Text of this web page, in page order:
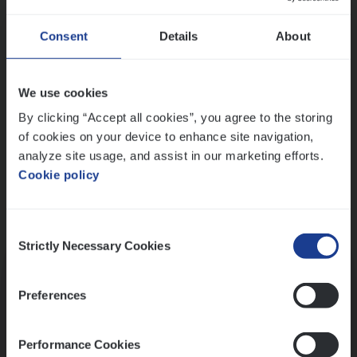
Consent Details About
We use cookies
By clicking “Accept all cookies”, you agree to the storing
of cookies on your device to enhance site navigation,
analyze site usage, and assist in our marketing efforts.
Cookie policy
Selection
Strictly Necessary Cookies
Preferences
Performance Cookies
Ons sollicitatieproces